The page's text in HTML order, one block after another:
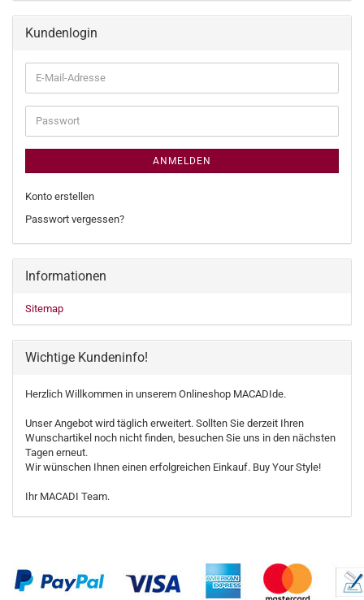
Kundenlogin
E-
Mail-
Adresse
Passwort
ANMELDEN
Konto erstellen
Passwort vergessen?
Informationen
Sitemap
Wichtige Kundeninfo!
Herzlich Willkommen in unserem Onlineshop MACADIde.
Unser Angebot wird täglich erweitert. Sollten Sie derzeit Ihren
Wunschartikel noch nicht finden, besuchen Sie uns in den nächsten
Tagen erneut.
Wir wünschen Ihnen einen erfolgreichen Einkauf. Buy Your Style!
Ihr MACADI Team.